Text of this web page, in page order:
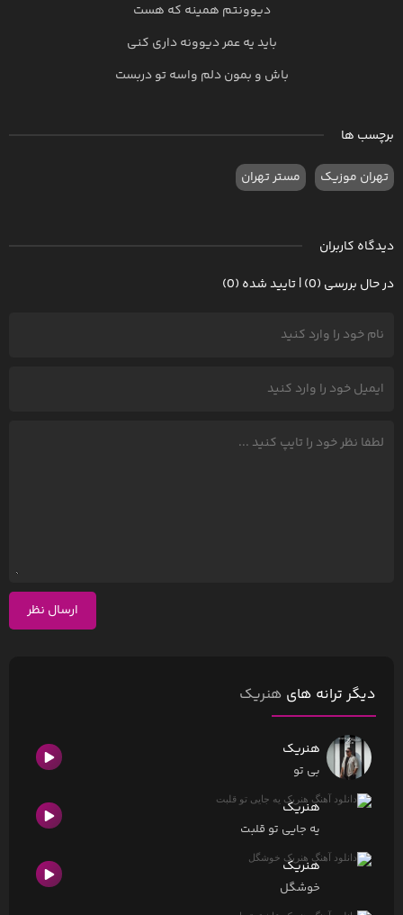
دیوونتم همینه که هست
باید یه عمر دیوونه داری کنی
باش و بمون دلم واسه تو دربست
برچسب ها
تهران موزیک مستر تهران
دیدگاه کاربران
در حال بررسی (0) | تایید شده (0)
ارسال نظر
دیگر ترانه های هنریک
هنریک
بی تو
هنریک
یه جایی تو قلبت
هنریک
خوشگل